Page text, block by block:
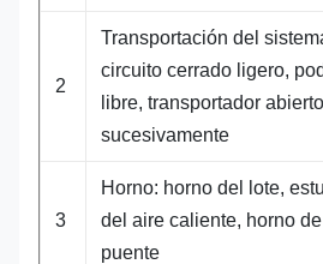
2
Transportación del
circuito cerrado ligero,
libre, transportador
sucesivamente
3
Horno: horno del lote,
del aire caliente, horno
puente